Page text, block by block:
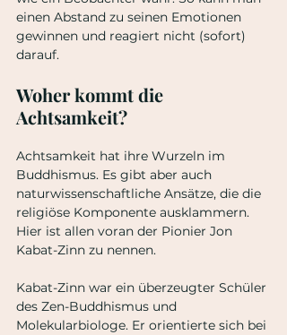
einen Abstand zu seinen Emotionen
gewinnen und reagiert nicht (sofort)
darauf.
Woher kommt die
Achtsamkeit?
Achtsamkeit hat ihre Wurzeln im
Buddhismus. Es gibt aber auch
naturwissenschaftliche Ansätze, die die
religiöse Komponente ausklammern.
Hier ist allen voran der Pionier Jon
Kabat-Zinn zu nennen.
Kabat-Zinn war ein überzeugter Schüler
des Zen-Buddhismus und
Molekularbiologe. Er orientierte sich bei